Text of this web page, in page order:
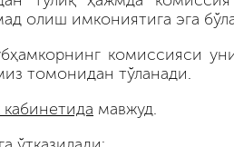
олиш имкониятига эга
комиссияси
томонидан тўланади.
мавжуд.